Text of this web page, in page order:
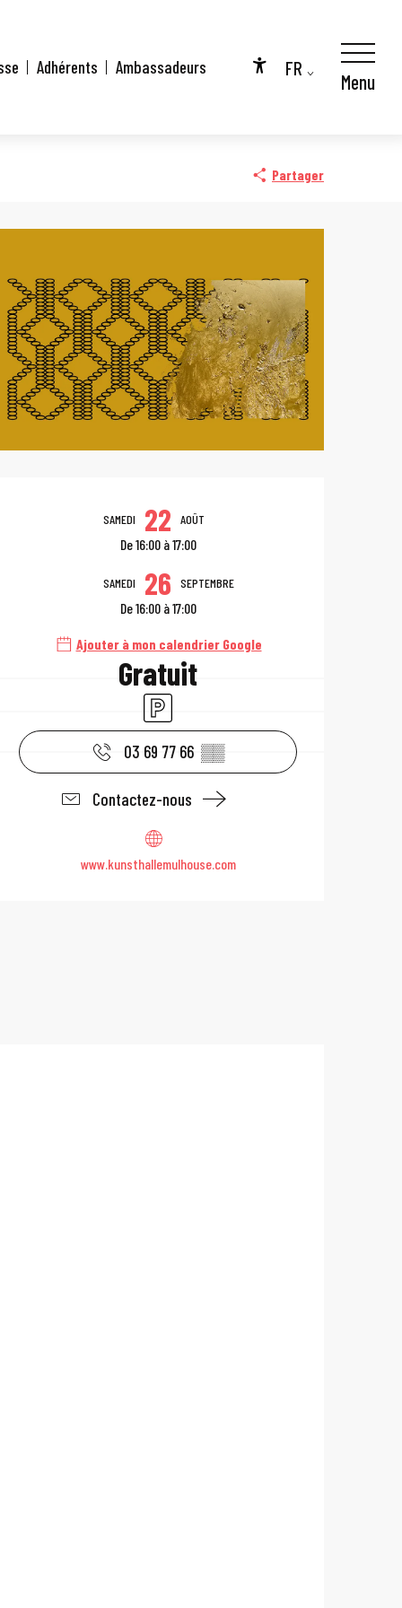
Accessibilité
FR
Adhérents Ambassadeurs
Menu
Partager
Ouverture et
SAMEDI 22 AOÛT
De 16:00 à 17:00
SAMEDI 26 SEPTEMBRE
De 16:00 à 17:00
Ajouter à mon calendrier Google
Gratuit
Parking
03 69 77 66 ▒▒
Contactez-nous
www.kunsthallemulhouse.com